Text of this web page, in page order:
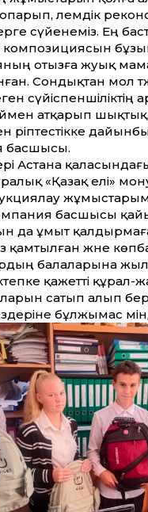
әлемдік
сүйенеміз. Ең
отызға жуық
Сондықтан мол
сүйіспеншіліктің
атқарып шықтық.
әріптестікке
басшысы.
Астана
«Қазақ елі»
басшысы
да ұмыт
қамтылған және
балаларына
қажетті құрал-
сатып алып
бұлжымас